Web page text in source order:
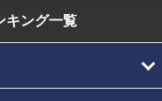
キング一覧